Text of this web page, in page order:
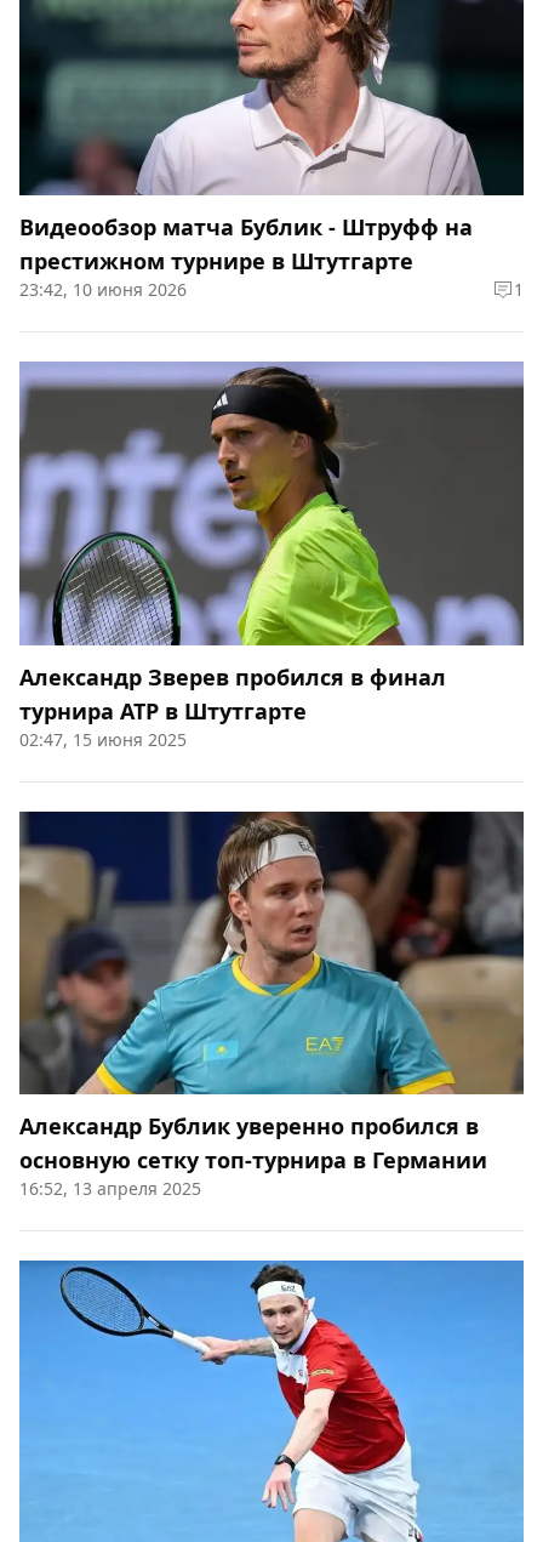
Видеообзор матча Бублик - Штруфф на
престижном турнире в Штутгарте
23:42, 10 июня 2026 1
Александр Зверев пробился в финал
турнира АТР в Штутгарте
02:47, 15 июня 2025
Александр Бублик уверенно пробился в
основную сетку топ-турнира в Германии
16:52, 13 апреля 2025